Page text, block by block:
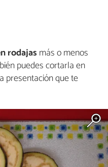
rodajas más o menos
puedes cortarla en
presentación que te